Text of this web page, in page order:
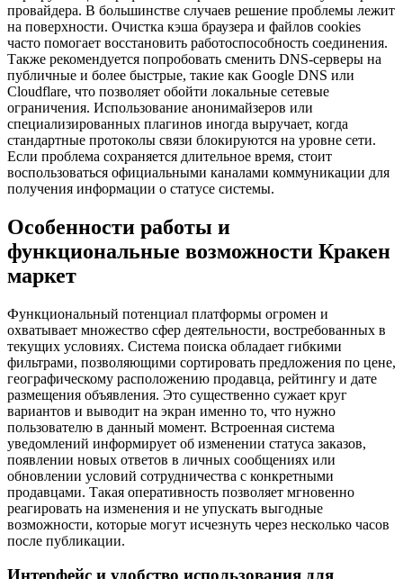
провайдера. В большинстве случаев решение проблемы лежит
на поверхности. Очистка кэша браузера и файлов cookies
часто помогает восстановить работоспособность соединения.
Также рекомендуется попробовать сменить DNS-серверы на
публичные и более быстрые, такие как Google DNS или
Cloudflare, что позволяет обойти локальные сетевые
ограничения. Использование анонимайзеров или
специализированных плагинов иногда выручает, когда
стандартные протоколы связи блокируются на уровне сети.
Если проблема сохраняется длительное время, стоит
воспользоваться официальными каналами коммуникации для
получения информации о статусе системы.
Особенности работы и
функциональные возможности Кракен
маркет
Функциональный потенциал платформы огромен и
охватывает множество сфер деятельности, востребованных в
текущих условиях. Система поиска обладает гибкими
фильтрами, позволяющими сортировать предложения по цене,
географическому расположению продавца, рейтингу и дате
размещения объявления. Это существенно сужает круг
вариантов и выводит на экран именно то, что нужно
пользователю в данный момент. Встроенная система
уведомлений информирует об изменении статуса заказов,
появлении новых ответов в личных сообщениях или
обновлении условий сотрудничества с конкретными
продавцами. Такая оперативность позволяет мгновенно
реагировать на изменения и не упускать выгодные
возможности, которые могут исчезнуть через несколько часов
после публикации.
Интерфейс и удобство использования для